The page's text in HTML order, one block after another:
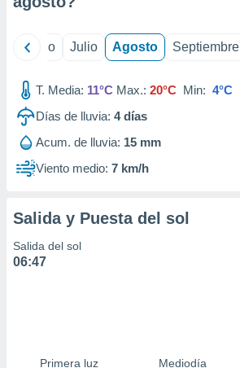
mediante
publicidad
publicidad
1199
Junio Julio Agosto Septiembre
T. Media: 11°C Max.: 20°C Min: 4°C
Días de lluvia: 4días
Acum. de lluvia: 15 mm
Viento medio: 7 km/h
Salida y Puesta del sol
Salida del sol
06:47
Primera luz
Mediodía